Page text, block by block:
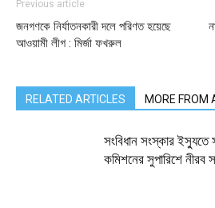
Previous article
জনগণকে নির্যাতনকারী দলে পরিণত হয়েছে
আওয়ামী লীগ : মির্জা ফখরুল
RELATED ARTICLES MORE FROM
সংবিধান সংস্কার
কমিশনের সুপারিশে নীরব